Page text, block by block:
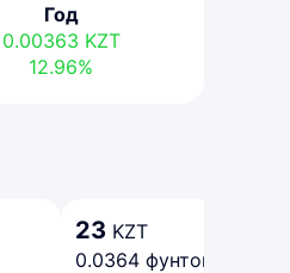
Год
0.00363 KZT
12.96%
23 KZT
0.0364 фунтов